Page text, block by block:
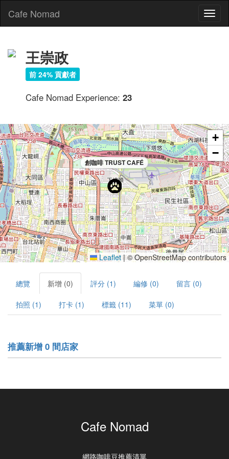
Cafe Nomad
王崇政
前 24% 貢獻者
Cafe Nomad Experience: 23
創咖啡 TRUST CAFÉ
+
−
Leaflet |© OpenStreetMap contributors
總覽 新增 (0) 評分 (1) 編修 (0) 留言 (0)
拍照 (1) 打卡 (1) 標籤 (11) 菜單 (0)
推薦新增 0 間店家
Cafe Nomad
網路咖啡豆推薦清單